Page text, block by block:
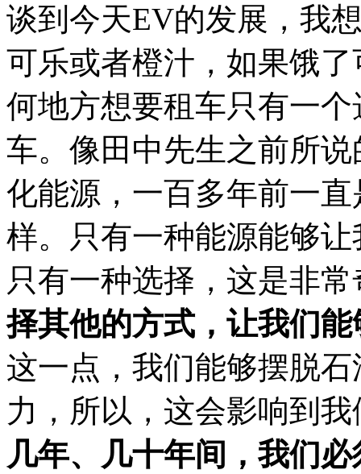
谈到今天EV的发展，我
可乐或者橙汁，如果饿
何地方想要租车只有一
车。像田中先生之前所
化能源，一百多年前一
样。只有一种能源能够
只有一种选择，这是非
择其他的方式，让我们
这一点，我们能够摆脱
力，所以，这会影响到
几年、几十年间，我们